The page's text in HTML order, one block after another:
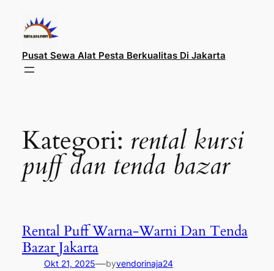
konten
Pusat Sewa Alat Pesta Berkualitas Di Jakarta
Kategori: rental kursi
puff dan tenda bazar
Rental Puff Warna-Warni Dan Tenda
Bazar Jakarta
Okt 21, 2025—byvendorinaja24